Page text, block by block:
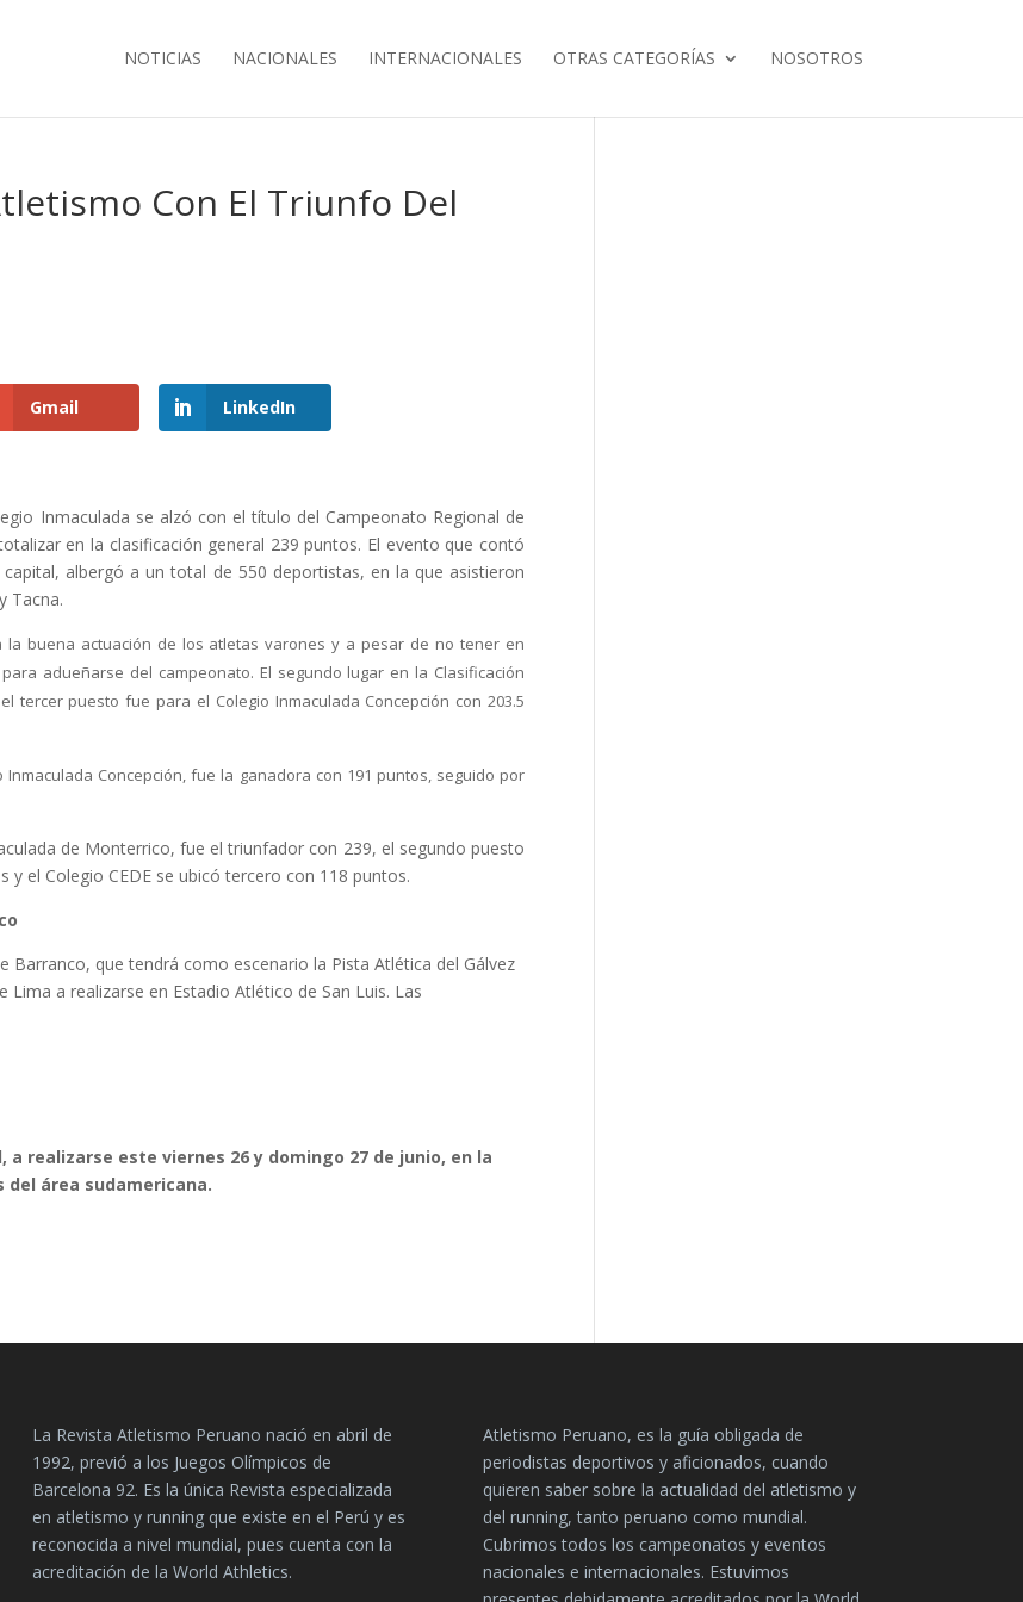
NOTICIAS NACIONALES INTERNACIONALES OTRAS CATEGORÍAS NOSOTROS
Con El Triunfo Del
Gmail LinkedIn
Inmaculada se alzó con el título del Campeonato Regional de
en la clasificación general 239 puntos. El evento que contó
albergó a un total de 550 deportistas, en la que asistieron
Tacna.
la buena actuación de los atletas varones y a pesar de no tener en
adueñarse del campeonato. El segundo lugar en la Clasificación
tercer puesto fue para el Colegio Inmaculada Concepción con 203.5
Concepción, fue la ganadora con 191 puntos, seguido por
de Monterrico, fue el triunfador con 239, el segundo puesto
y el Colegio CEDE se ubicó tercero con 118 puntos.
Barranco, que tendrá como escenario la Pista Atlética del Gálvez
Lima a realizarse en Estadio Atlético de San Luis. Las
a realizarse este viernes 26 y domingo 27 de junio, en la
área sudamericana.
La Revista Atletismo Peruano nació en abril de
1992, previó a los Juegos Olímpicos de
Barcelona 92. Es la única Revista especializada
en atletismo y running que existe en el Perú y es
reconocida a nivel mundial, pues cuenta con la
acreditación de la World Athletics.
Atletismo Peruano, es la guía obligada de
periodistas deportivos y aficionados, cuando
quieren saber sobre la actualidad del atletismo y
del running, tanto peruano como mundial.
Cubrimos todos los campeonatos y eventos
nacionales e internacionales. Estuvimos